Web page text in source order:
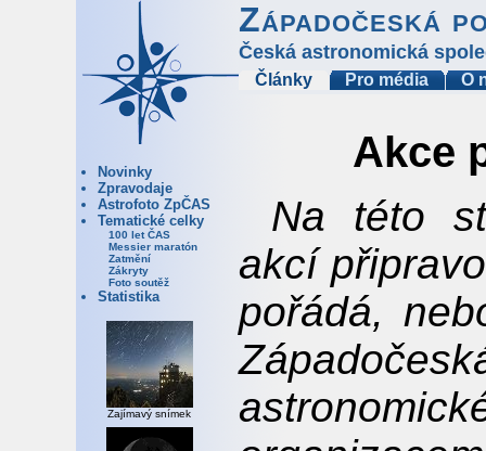
Západočeská
Česká astronomická
Články Pro média O
Novinky
Zpravodaje
Astrofoto ZpČAS
Tematické celky
100 let ČAS
Messier maratón
Zatmění
Zákryty
Foto soutěž
Statistika
Zajímavý snímek
Akce
Na této
akcí
pořádá,